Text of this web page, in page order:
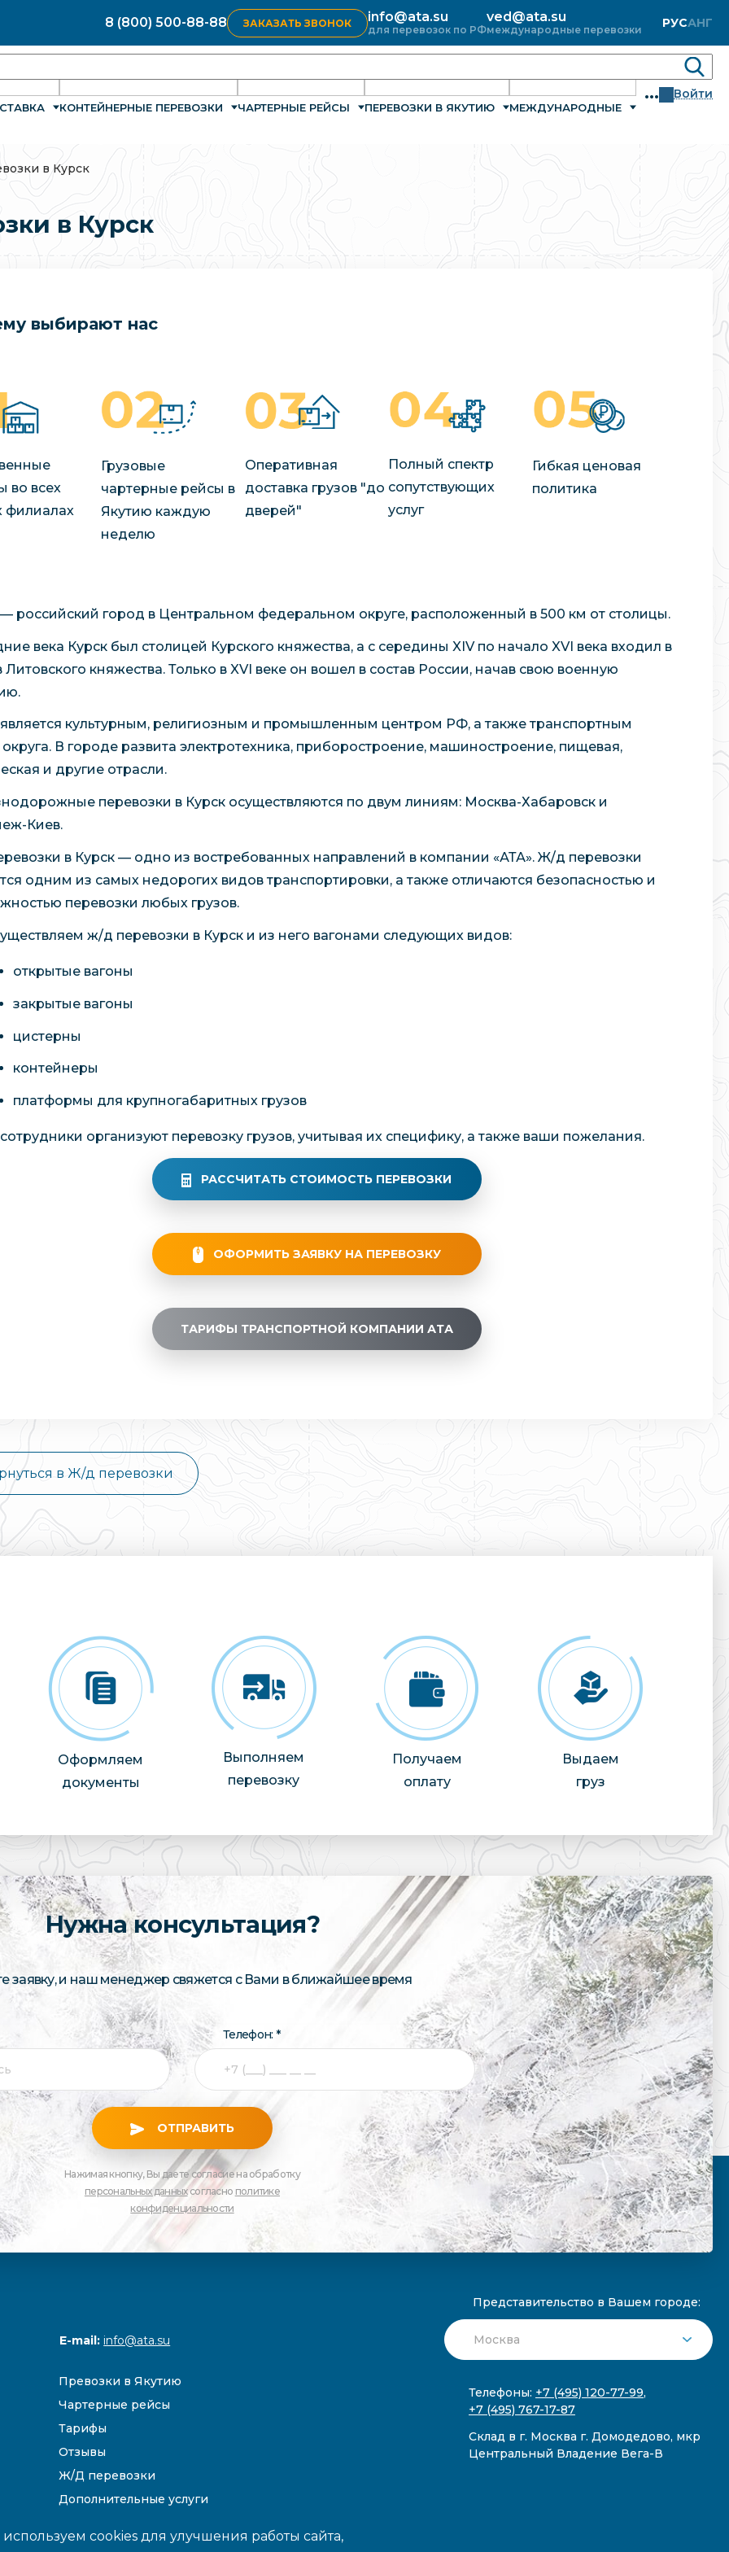
8 (800) 500-88-88 ЗАКАЗАТЬ ЗВОНОК info@ata.su
для перевозок по РФ
ved@ata.su
международные перевозки РУСАНГ
КОНТЕЙНЕРНЫЕ ПЕРЕВОЗКИ ЧАРТЕРНЫЕ РЕЙСЫ ПЕРЕВОЗКИ В ЯКУТИЮ МЕЖДУНАРОДНЫЕ
... Войти
в Курск
в Курск
выбирают нас
во всех
филиалах
Грузовые
чартерные рейсы в
Якутию каждую
неделю
Оперативная
доставка грузов "до
дверей"
Полный спектр
сопутствующих
услуг
Гибкая ценовая
политика
российский город в Центральном федеральном округе, расположенный в 500 км от столицы.
века Курск был столицей Курского княжества, а с середины XIV по начало XVI века входил в
Литовского княжества. Только в XVI веке он вошел в состав России, начав свою военную
культурным, религиозным и промышленным центром РФ, а также транспортным
В городе развита электротехника, приборостроение, машиностроение, пищевая,
и другие отрасли.
перевозки в Курск осуществляются по двум линиям: Москва-Хабаровск и
Киев.
в Курск — одно из востребованных направлений в компании «АТА». Ж/д перевозки
одним из самых недорогих видов транспортировки, а также отличаются безопасностью и
перевозки любых грузов.
ж/д перевозки в Курск и из него вагонами следующих видов:
открытые вагоны
закрытые вагоны
цистерны
контейнеры
платформы для крупногабаритных грузов
организуют перевозку грузов, учитывая их специфику, а также ваши пожелания.
РАССЧИТАТЬ СТОИМОСТЬ ПЕРЕВОЗКИ
ОФОРМИТЬ ЗАЯВКУ НА ПЕРЕВОЗКУ
ТАРИФЫ ТРАНСПОРТНОЙ КОМПАНИИ АТА
в Ж/д перевозки
Оформляем
документы
Выполняем
перевозку
Получаем
оплату
Выдаем
груз
Нужна консультация?
заявку, и наш менеджер свяжется с Вами в ближайшее время
Телефон: *
ОТПРАВИТЬ
Нажимая кнопку, Вы даете согласие на обработку
персональных данныхсогласно политике
конфиденциальности
E-mail:info@ata.su
Превозки в Якутию
Чартерные рейсы
Тарифы
Отзывы
Ж/Д перевозки
Дополнительные услуги
Представительство в Вашем городе:
Телефоны: +7 (495) 120-77-99,
+7 (495) 767-17-87
Склад в г. Москва г. Домодедово, мкр
Центральный Владение Вега-В
cookies для улучшения работы сайта,